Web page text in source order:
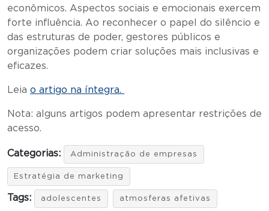
econômicos. Aspectos sociais e emocionais exercem
forte influência. Ao reconhecer o papel do silêncio e
das estruturas de poder, gestores públicos e
organizações podem criar soluções mais inclusivas e
eficazes.
Leia o artigo na íntegra.
Nota: alguns artigos podem apresentar restrições de
acesso.
Categorias: Administração de empresas
Estratégia de marketing
Tags: adolescentes atmosferas afetivas